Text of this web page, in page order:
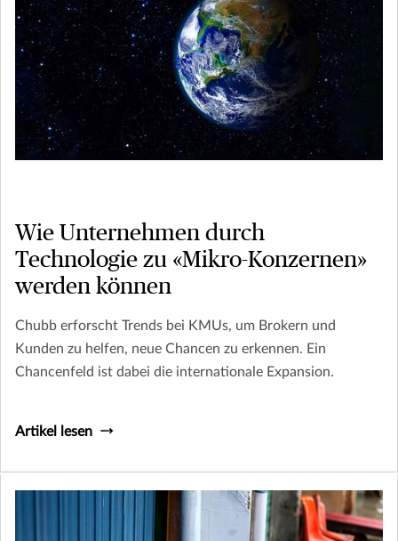
Wie Unternehmen durch
Technologie zu «Mikro-Konzernen»
werden können
Chubb erforscht Trends bei KMUs, um Brokern und
Kunden zu helfen, neue Chancen zu erkennen. Ein
Chancenfeld ist dabei die internationale Expansion.
Artikel lesen